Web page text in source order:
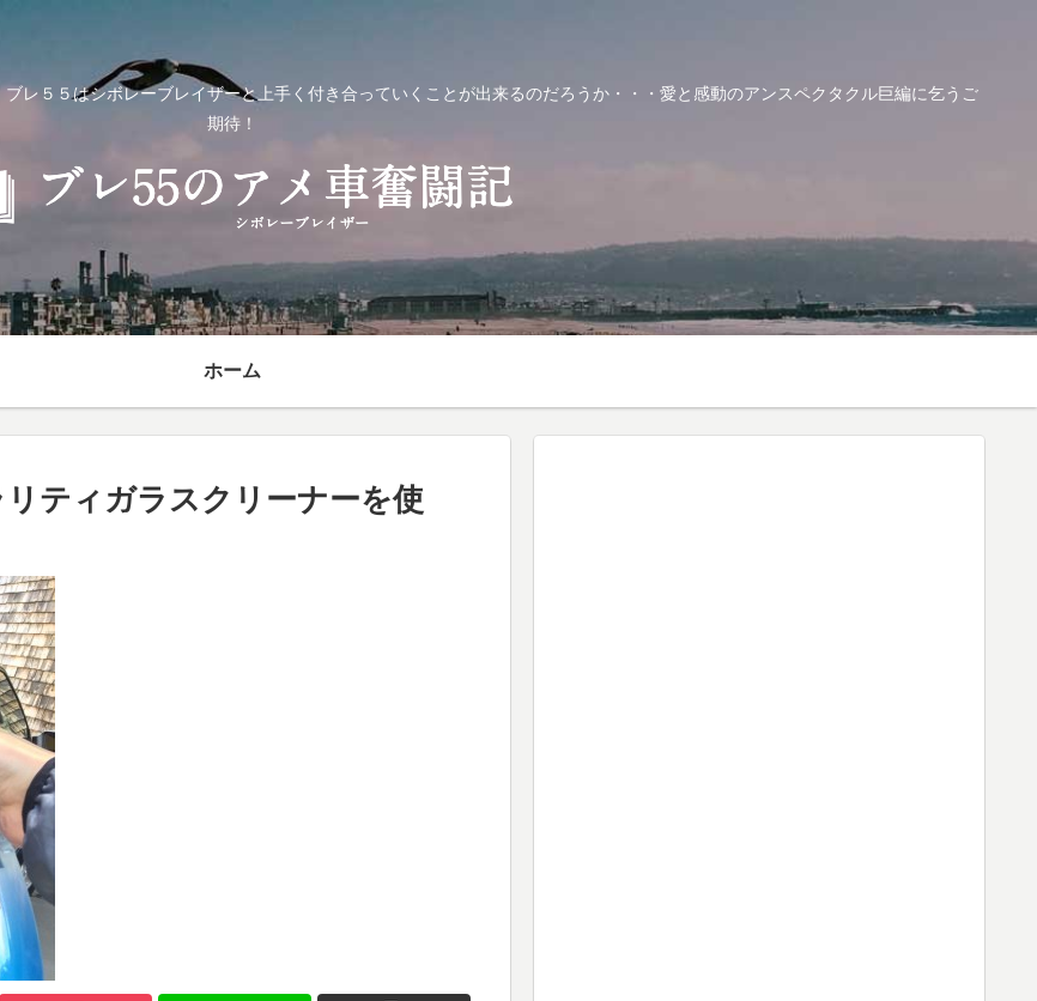
レ５５はシボレーブレイザーと上手く付き合っていくことが出来るのだろうか・・・愛と感動のアンスペクタクル巨編に乞うご
期待！
ホーム
ティガラスクリーナーを使